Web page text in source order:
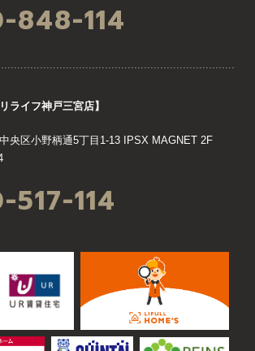
848-114
ライフ神戸三宮店】
央区小野柄通5丁目1-13 IPSX MAGNET 2F
517-114